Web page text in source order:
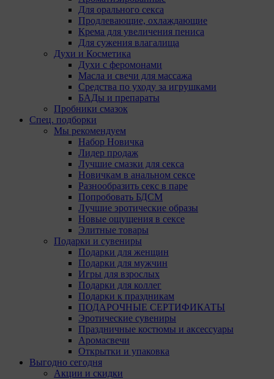
Для орального секса
Продлевающие, охлаждающие
Крема для увеличения пениса
Для сужения влагалища
Духи и Косметика
Духи с феромонами
Масла и свечи для массажа
Средства по уходу за игрушками
БАДы и препараты
Пробники смазок
Спец. подборки
Мы рекомендуем
Набор Новичка
Лидер продаж
Лучшие смазки для секса
Новичкам в анальном сексе
Разнообразить секс в паре
Попробовать БДСМ
Лучшие эротические образы
Новые ощущения в сексе
Элитные товары
Подарки и сувениры
Подарки для женщин
Подарки для мужчин
Игры для взрослых
Подарки для коллег
Подарки к праздникам
ПОДАРОЧНЫЕ СЕРТИФИКАТЫ
Эротические сувениры
Праздничные костюмы и аксессуары
Аромасвечи
Открытки и упаковка
Выгодно сегодня
Акции и скидки